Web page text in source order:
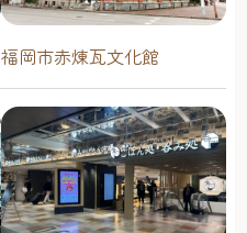
福岡市赤煉瓦文化館